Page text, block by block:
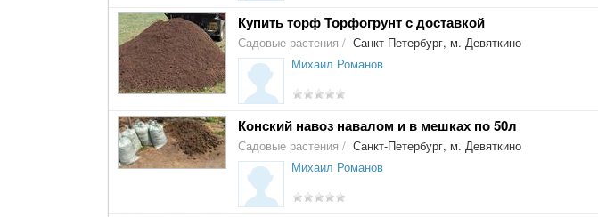
Купить торф Торфогрунт с доставкой
Садовые растения / Санкт-Петербург, м. Девяткино
Михаил Романов
Конский навоз навалом и в мешках по 50л
Садовые растения / Санкт-Петербург, м. Девяткино
Михаил Романов